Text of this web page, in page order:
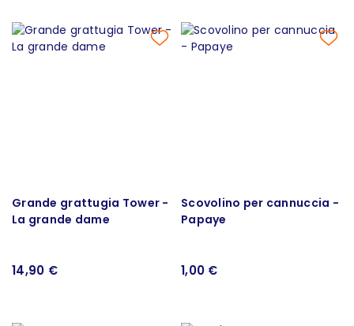
Grande grattugia Tower -
La grande dame
14,90 €
Scovolino per cannuccia -
Papaye
1,00 €